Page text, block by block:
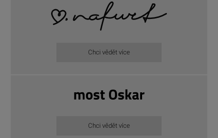
Chci vědět více
Chci vědět více